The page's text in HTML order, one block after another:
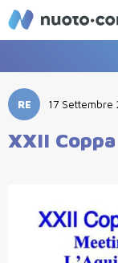
RE 17 Settembre
XXII